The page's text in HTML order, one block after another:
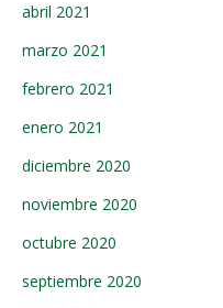
abril 2021
marzo 2021
febrero 2021
enero 2021
diciembre 2020
noviembre 2020
octubre 2020
septiembre 2020